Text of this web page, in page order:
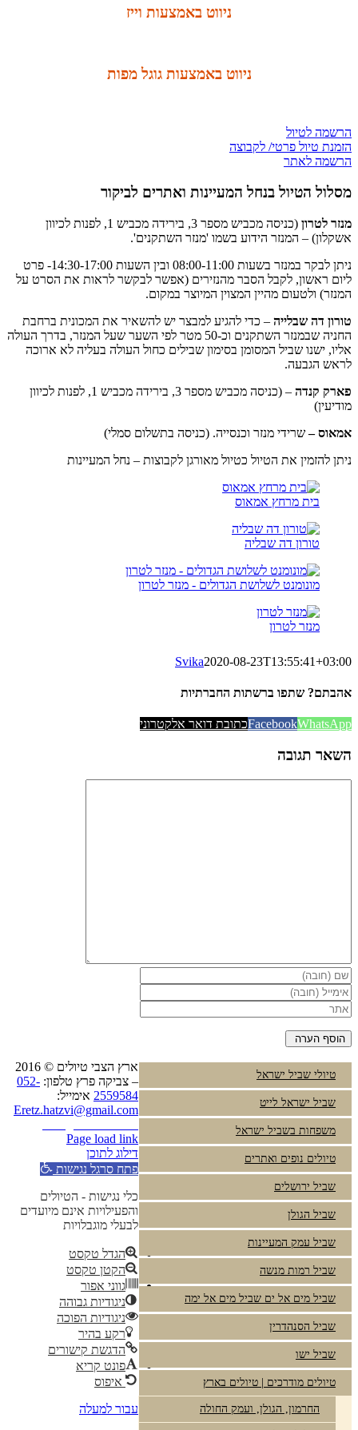
ניווט באמצעות וייז
ניווט באמצעות גוגל מפות
הרשמה לטיול
הזמנת טיול פרטי/ לקבוצה
הרשמה לאתר
מסלול הטיול בנחל המעיינות ואתרים לביקור
מנזר לטרון
(כניסה מכביש מספר 3, בירידה מכביש 1, לפנות לכיוון
אשקלון) – המנזר הידוע בשמו 'מנזר השתקנים'.
ניתן לבקר במנזר בשעות 08:00-11:00 ובין השעות 14:30-17:00- פרט
ליום ראשון, לקבל הסבר מהנזירים (אפשר לבקשר לראות את הסרט על
המנזר) ולטעום מהיין המצוין המיוצר במקום.
טורון דה שבלייה – כדי להגיע למבצר יש להשאיר את המכונית ברחבת
החניה שבמנזר השתקנים וכ-50 מטר לפי השער שעל המנזר, בדרך העולה
אליו, ישנו שביל המסומן בסימון שבילים כחול העולה בעליה לא ארוכה
לראש הגבעה.
פארק קנדה
– (כניסה מכביש מספר 3, בירידה מכביש 1, לפנות לכיוון
מודיעין)
אמאוס –שרידי מנזר וכנסייה. (כניסה בתשלום סמלי)
ניתן להזמין את הטיול כטיול מאורגן לקבוצות – נחל המעיינות
בית מרחץ אמאוס
טורון דה שבליה
מונומנט לשלושת הגדולים - מנזר לטרון
מנזר לטרון
Svika2020-08-23T13:55:41+03:00
אהבתם? שתפו ברשתות החברתיות
FacebookWhatsApp כתובת דואר אלקטרוני
השאר תגובה
טיולי שביל ישראל
שביל ישראל לייט
משפחות בשביל ישראל
טיולים נופים ואתרים
שביל ירושלים
שביל הגולן
שביל עמק המעיינות
שביל רמות מנשה
שביל מים אל ים שביל מים אל ימה
שביל הסנהדרין
שביל ישו
טיולים מודרכים | טיולים בארץ
החרמון, הגולן, ועמק החולה
ארץ הצבי טיולים © 2016
– צביקה פרץ טלפון: 052-
2559584 אימייל:
Eretz.hatzvi@gmail.com
Page load link
דילוג לתוכן
פתח סרגל נגישות
כלי נגישות - הטיולים
והפעילויות אינם מיועדים
לבעלי מוגבלויות
הגדל טקסט
הקטן טקסט
גווני אפור
ניגודיות גבוהה
ניגודיות הפוכה
רקע בהיר
הדגשת קישורים
פונט קריא
איפוס
עבור למעלה